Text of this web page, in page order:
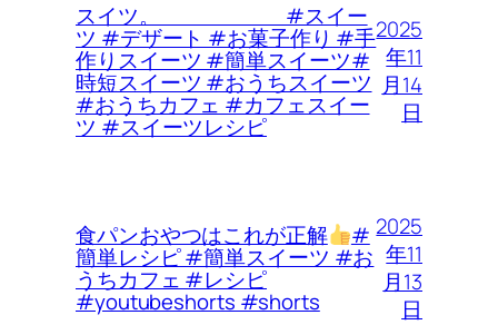
スイツ。 #スイー
ツ #デザート #お菓子作り #手
作りスイーツ #簡単スイーツ#
時短スイーツ #おうちスイーツ
#おうちカフェ #カフェスイー
ツ #スイーツレシピ
2025
年11
月14
日
食パンおやつはこれが正解 #
簡単レシピ #簡単スイーツ #お
うちカフェ #レシピ
#youtubeshorts #shorts
2025
年11
月13
日